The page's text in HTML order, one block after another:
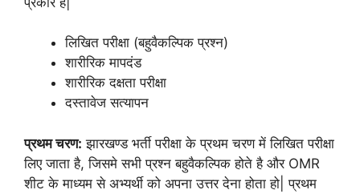
लिखित परीक्षा (बहुवैकल्पिक प्रश्न)
शारीरिक मापदंड
शारीरिक दक्षता परीक्षा
दस्तावेज सत्यापन
प्रथम चरण: झारखण्ड भर्ती परीक्षा के प्रथम चरण में लिखित परीक्षा
लिए जाता है, जिसमे सभी प्रश्न बहुवैकल्पिक होते है और OMR
शीट के माध्यम से अभ्यर्थी को अपना उत्तर देना होता हो| प्रथम